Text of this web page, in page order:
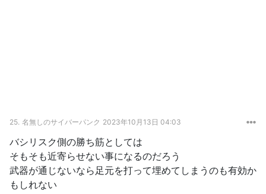
25. 名無しのサイバーパンク 2023年10月13日 04:03
バシリスク側の勝ち筋としては
そもそも近寄らせない事になるのだろう
武器が通じないなら足元を打って埋めてしまうのも有効か
もしれない